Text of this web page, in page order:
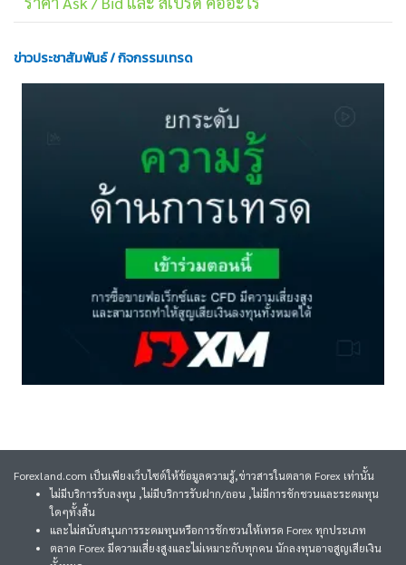
ข่าวประชาสัมพันธ์ / กิจกรรมเทรด
Forexland.com เป็นเพียงเว็บไซต์ให้ข้อมูลความรู้,ข่าวสารในตลาด Forex เท่านั้น
ไม่มีบริการรับลงทุน ,ไม่มีบริการรับฝาก/ถอน ,ไม่มีการชักชวนและระดมทุน
ใดๆทั้งสิ้น
และไม่สนับสนุนการระดมทุนหรือการชักชวนให้เทรด Forex ทุกประเภท
ตลาด Forex มีความเสี่ยงสูงและไม่เหมาะกับทุกคน นักลงทุนอาจสูญเสียเงิน